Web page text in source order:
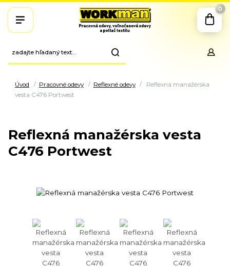
0
Úvod Pracovné odevy Reflexné odevy
Reflexná manažérska
vesta C476 Portwest
Reflexná manažérska vesta
C476 Portwest